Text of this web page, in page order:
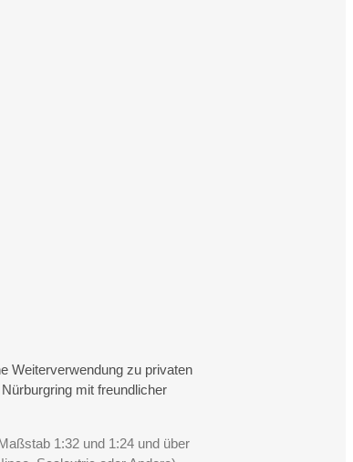
Weiterverwendung zu privaten
mit freundlicher
1:32 und 1:24 und über